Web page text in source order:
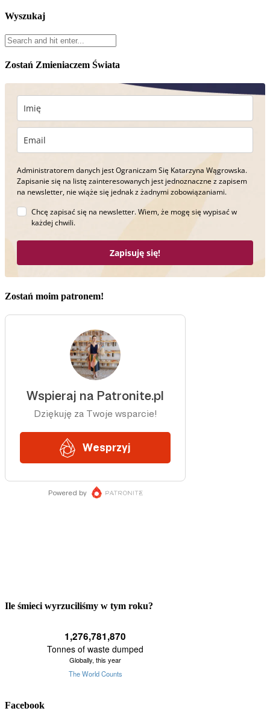
Wyszukaj
Zostań Zmieniaczem Świata
Administratorem danych jest Ograniczam Się Katarzyna Wągrowska.
Zapisanie się na listę zainteresowanych jest jednoznaczne z zapisem
na newsletter, nie wiąże się jednak z żadnymi zobowiązaniami.
Chcę zapisać się na newsletter. Wiem, że mogę się wypisać w
każdej chwili.
Zapisuję się!
Zostań moim patronem!
Ile śmieci wyrzuciliśmy w tym roku?
Facebook